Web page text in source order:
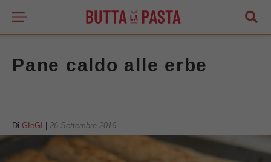
Pane caldo alle erbe
Di GIeGI 26 Settembre 2016